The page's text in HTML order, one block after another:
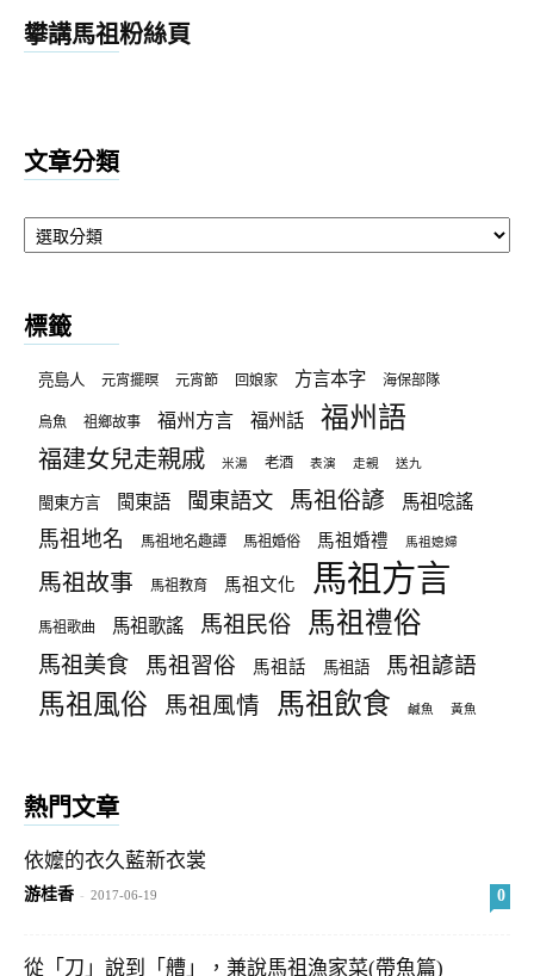
攀講馬祖粉絲頁
文章分類
文
章
標籤
亮島人 元宵擺暝 元宵節 回娘家 方言本字 海保部隊
烏魚 祖鄉故事 福州方言 福州話 福州語
福建女兒走親戚 米湯 老酒 表演 走親 送九
閩東方言 閩東語 閩東語文 馬祖俗諺 馬祖唸謠
馬祖地名 馬祖地名趣譚 馬祖婚俗 馬祖婚禮 馬祖媳婦
馬祖故事 馬祖教育 馬祖文化 馬祖方言
馬祖歌曲 馬祖歌謠 馬祖民俗 馬祖禮俗
馬祖美食 馬祖習俗 馬祖話 馬祖語 馬祖諺語
馬祖風俗 馬祖風情 馬祖飲食 鹹魚 黃魚
熱門文章
依嬤的衣久藍新衣裳
游桂香 - 2017-06-19 0
從「刀」說到「艚」，兼說馬祖漁家菜(帶魚篇)